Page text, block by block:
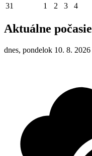
31
1 2 3 4
Aktuálne počasie
dnes, pondelok 10. 8. 2026